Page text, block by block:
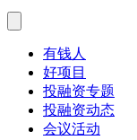
有钱人
好项目
投融资专题
投融资动态
会议活动